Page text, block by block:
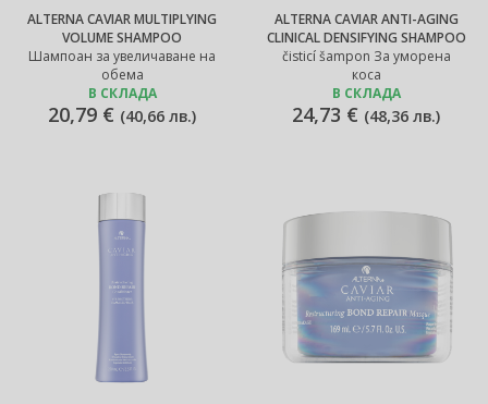
ALTERNA CAVIAR MULTIPLYING
VOLUME SHAMPOO
Шампоан за увеличаване на
обема
В СКЛАДА
20,79 € (40,66 лв.)
ALTERNA CAVIAR ANTI-AGING
CLINICAL DENSIFYING SHAMPOO
čisticí šampon За уморена
коса
В СКЛАДА
24,73 € (48,36 лв.)